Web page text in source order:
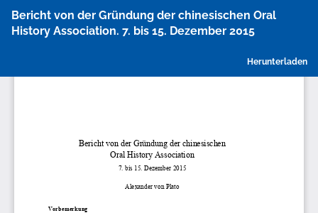
Artikeldetails
zurückkehren
Bericht von der Gründung der chinesischen Oral
History Association. 7. bis 15. Dezember 2015
Herunterladen